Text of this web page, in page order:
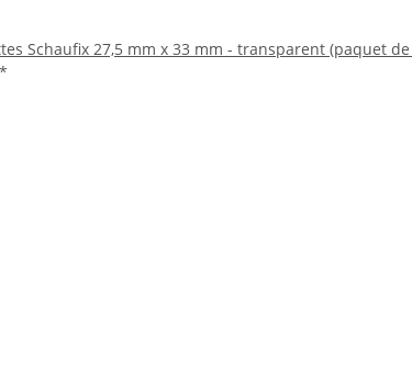
Schaufix 27,5 mm x 33 mm - transparent (paquet
*